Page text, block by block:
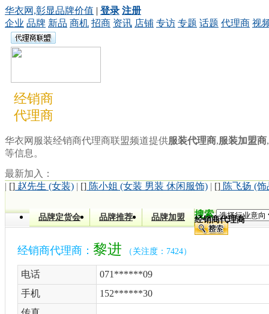
华衣网,彰显品牌价值 | 登录 注册
企业 品牌 新品 商机 招商 资讯 店铺 专访 专题 话题 代理商 视
经销商
代理商
华衣网服装经销商代理商联盟频道提供服装代理商, 服装加盟商,
等信息。
最新加入：
| [] 赵先生 (女装) | [] 陈小姐 (女装 男装 休闲服饰) | [] 陈飞扬 (
品牌定货会 品牌推荐 品牌加盟 搜索
经销商代理商
经销商代理商： 黎进 （关注度：7424）
电话
071******09
手机
152******30